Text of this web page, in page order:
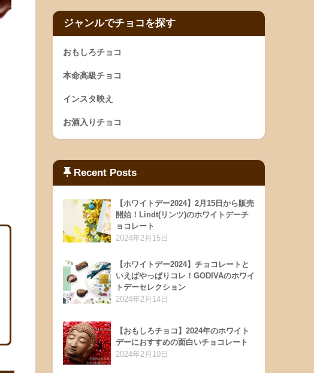
ジャンルでチョコを探す
おもしろチョコ
本命高級チョコ
インスタ映え
お酒入りチョコ
Recent Posts
【ホワイトデー2024】2月15日から販売
開始！Lindt(リンツ)のホワイトデーチ
ョコレート
2024年2月15日
【ホワイトデー2024】チョコレートと
いえばやっぱりコレ！GODIVAのホワイ
トデーセレクション
2024年2月14日
【おもしろチョコ】2024年のホワイト
デーにおすすめの面白いチョコレート
2024年2月10日